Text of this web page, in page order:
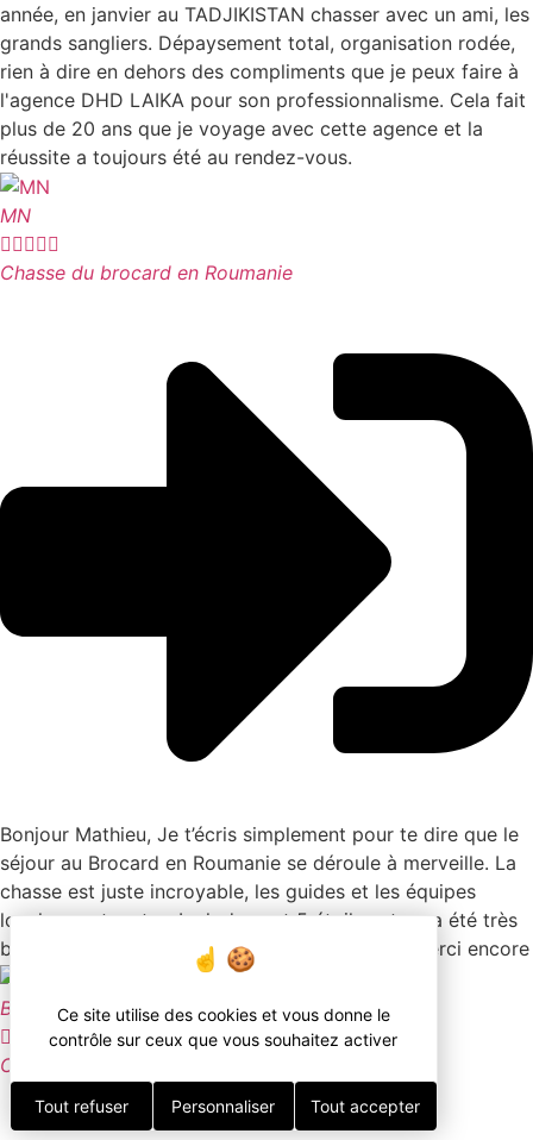
année, en janvier au TADJIKISTAN chasser avec un ami, les
grands sangliers. Dépaysement total, organisation rodée,
rien à dire en dehors des compliments que je peux faire à
l'agence DHD LAIKA pour son professionnalisme. Cela fait
plus de 20 ans que je voyage avec cette agence et la
réussite a toujours été au rendez-vous.
MN

Chasse du brocard en Roumanie
Bonjour Mathieu, Je t’écris simplement pour te dire que le
séjour au Brocard en Roumanie se déroule à merveille. La
chasse est juste incroyable, les guides et les équipes
locales sont au top Le lodge est 5 étoiles et on a été très
bien accueilli par le propriétaire et sa famille. Merci encore
BH


Chasse du petit gibier au Sénégal
Ce site utilise des cookies et vous donne le
contrôle sur ceux que vous souhaitez activer
Tout accepter
Tout refuser Personnaliser